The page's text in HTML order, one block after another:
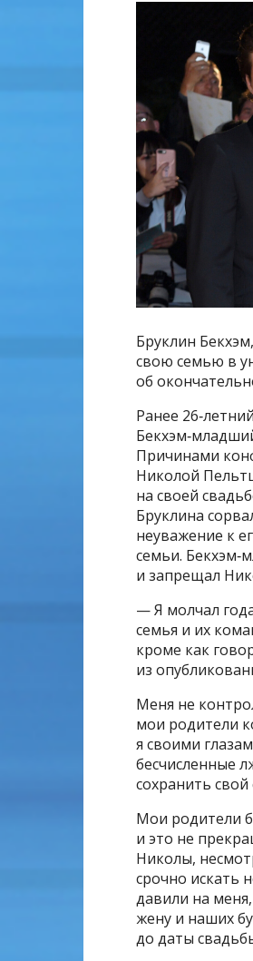
Бруклин
свою семью в
об
Ранее
Причинами
Николой
на своей
Бруклина
неуважение к
семьи.
и запрещал
— Я молчал
семья и их
кроме как
из
Меня не
мои родители
я своими
бесчисленные
сохранить
Мои родители
и это не
Николы,
срочно искать
давили на
жену и наших
до даты